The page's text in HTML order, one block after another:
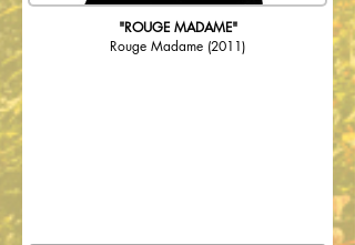
"ROUGE MADAME"
Rouge Madame (2011)